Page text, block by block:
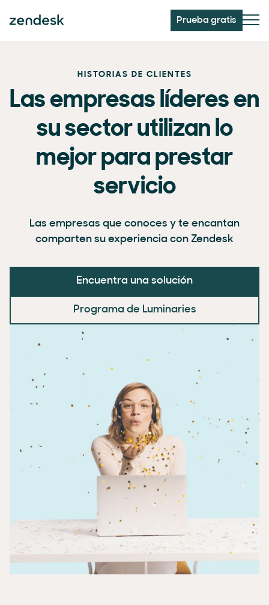
Prueba gratis
HISTORIAS DE CLIENTES
Las empresas líderes en
su sector utilizan lo
mejor para prestar
servicio
Las empresas que conoces y te encantan
comparten su experiencia con Zendesk
Encuentra una solución
Programa de Luminaries